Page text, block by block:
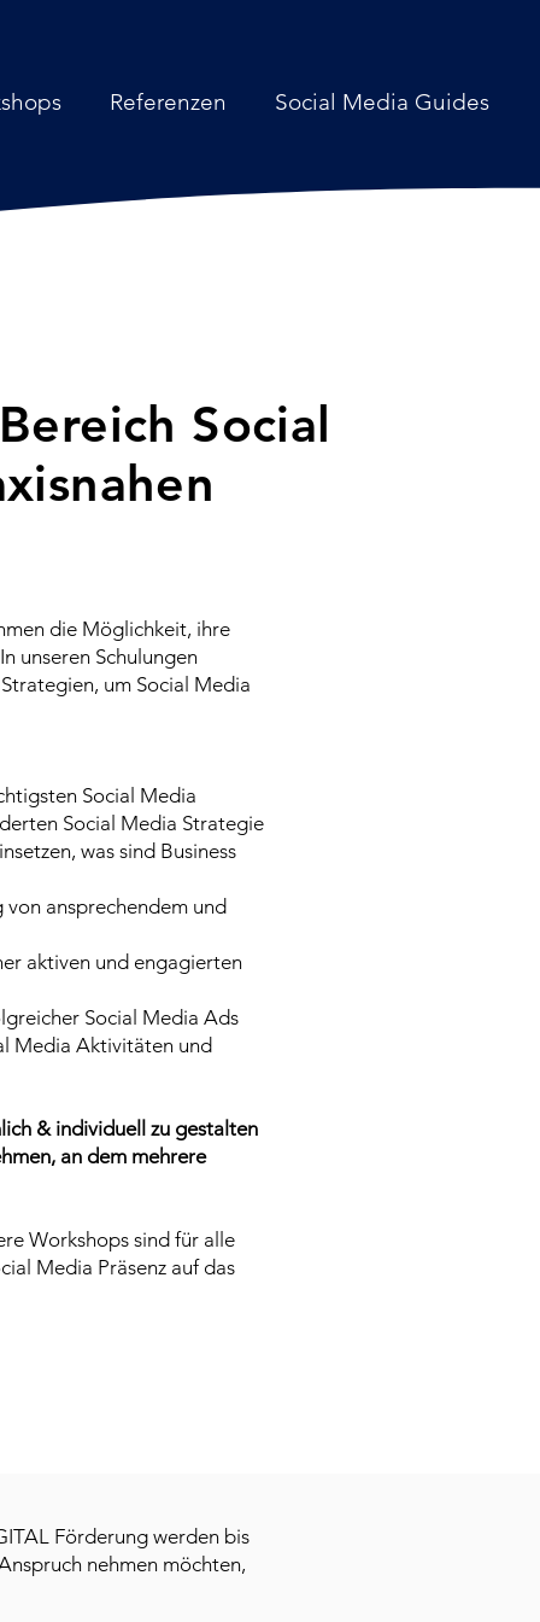
Referenzen Social Media Guides
Social
die Möglichkeit, ihre
unseren Schulungen
um Social Media
Social Media
Social Media Strategie
was sind Business
ansprechendem und
aktiven und engagierten
Social Media Ads
Media Aktivitäten und
& individuell zu gestalten
an dem mehrere
Workshops sind für alle
Media Präsenz auf das
Förderung werden bis
nehmen möchten,